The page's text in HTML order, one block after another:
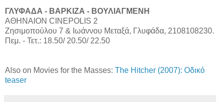
ΓΛΥΦΑΔΑ - ΒΑΡΚΙΖΑ - ΒΟΥΛΙΑΓΜΕΝΗ
ΑΘΗΝΑΙΟΝ CINEPOLIS 2
Ζησιμοπούλου 7 & Ιωάννου Μεταξά, Γλυφάδα, 2108108230.
Πεμ. - Τετ.: 18.50/ 20.50/ 22.50
Also on Movies for the Masses: The Hitcher (2007): Οδικό
teaser